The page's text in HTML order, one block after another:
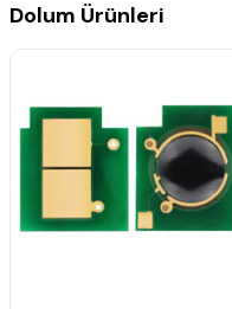
Dolum Ürünleri